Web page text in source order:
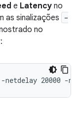
e Latency no
as sinalizações
-
no